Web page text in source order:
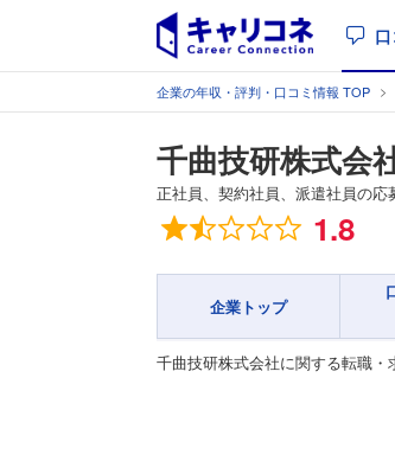
口
企業の年収・評判・口コミ情報 TOP
千曲技研株式会
正社員、契約社員、派遣社員の応
総合評価 1.8
企業トップ
千曲技研株式会社に関する転職